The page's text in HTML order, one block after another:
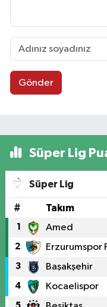
Gönder
Süper Lig
Süper Lig
# Takım
1 Amed
2 Erzurumspor
3 Başakşehir
4 Kocaelispor